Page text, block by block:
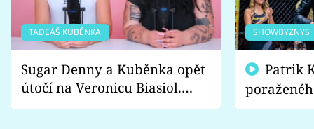
TADEÁŠ KUBĚNKA
Sugar Denny a Kuběnka opět
útočí na Veronicu Biasiol.
Proč je podle nich falešná a
SHOWBYZNYS
fanoušci